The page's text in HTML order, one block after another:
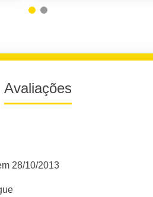
Avaliações
28/10/2013